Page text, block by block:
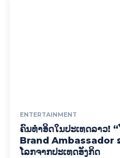
ENTERTAINMENT
ຄົນທຳອິດໃນປະເທດລາວ! “
Brand Ambassador
ໂລກຈາກປະເທດອັງກິດ